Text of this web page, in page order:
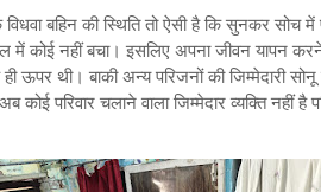
बहिन की स्थिति तो ऐसी है कि सुनकर सोच
कोई नहीं बचा। इसलिए अपना जीवन यापन
ऊपर थी। बाकी अन्य परिजनों की जिम्मेदारी
परिवार चलाने वाला जिम्मेदार व्यक्ति नहीं है